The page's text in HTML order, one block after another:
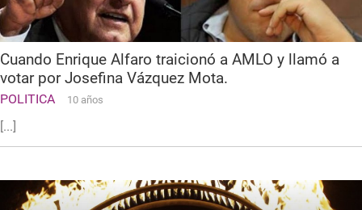
Cuando Enrique Alfaro traicionó a AMLO y llamó a
votar por Josefina Vázquez Mota.
POLITICA 10 años
[...]